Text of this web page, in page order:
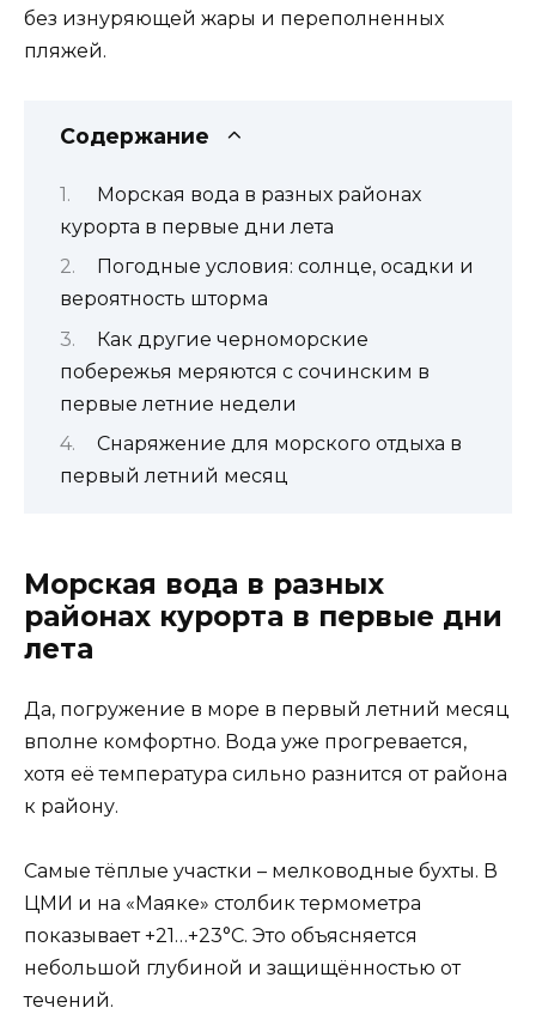
без изнуряющей жары и переполненных
пляжей.
Содержание
Морская вода в разных районах
курорта в первые дни лета
Погодные условия: солнце, осадки и
вероятность шторма
Как другие черноморские
побережья меряются с сочинским в
первые летние недели
Снаряжение для морского отдыха в
первый летний месяц
Морская вода в разных
районах курорта в первые дни
лета
Да, погружение в море в первый летний месяц
вполне комфортно. Вода уже прогревается,
хотя её температура сильно разнится от района
к району.
Самые тёплые участки – мелководные бухты. В
ЦМИ и на «Маяке» столбик термометра
показывает +21…+23°C. Это объясняется
небольшой глубиной и защищённостью от
течений.